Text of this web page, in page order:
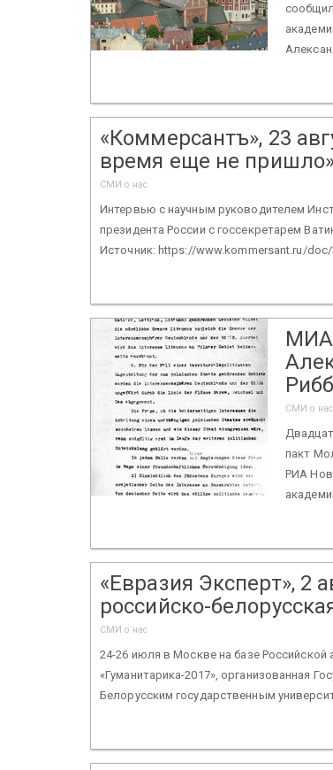
«Коммерсантъ», 23
время еще не
СМИ о нас
Интервью с научным руководителем
президента России с госсекретарем
Источник: https://www.kommersant.ru/doc/
МИА
СМИ о нас
пакт
РИА
«Евразия Эксперт», 2
российско-
СМИ о нас
24-26 июля в Москве на базе Российской
«Гуманитарика-2017», организованная
Белорусским государственным